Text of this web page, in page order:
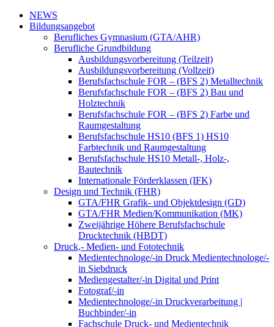
NEWS
Bildungsangebot
Berufliches Gymnasium (GTA/AHR)
Berufliche Grundbildung
Ausbildungsvorbereitung (Teilzeit)
Ausbildungsvorbereitung (Vollzeit)
Berufsfachschule FOR – (BFS 2) Metalltechnik
Berufsfachschule FOR – (BFS 2) Bau und
Holztechnik
Berufsfachschule FOR – (BFS 2) Farbe und
Raumgestaltung
Berufsfachschule HS10 (BFS 1) HS10
Farbtechnik und Raumgestaltung
Berufsfachschule HS10 Metall-, Holz-,
Bautechnik
Internationale Förderklassen (IFK)
Design und Technik (FHR)
GTA/FHR Grafik- und Objektdesign (GD)
GTA/FHR Medien/Kommunikation (MK)
Zweijährige Höhere Berufsfachschule
Drucktechnik (HBDT)
Druck,- Medien- und Fototechnik
Medientechnologe/-in Druck Medientechnologe/-
in Siebdruck
Mediengestalter/-in Digital und Print
Fotograf/-in
Medientechnologe/-in Druckverarbeitung |
Buchbinder/-in
Fachschule Druck- und Medientechnik